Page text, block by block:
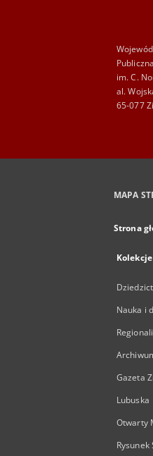
Publiczna
im. C.
al.
65-077
MAPA
Strona
Kolekcje
Nauka i
Gazeta
Lubuska
Otwarty
Rysunek